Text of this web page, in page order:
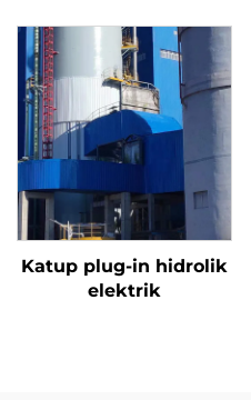
Katup plug-in hidrolik
elektrik